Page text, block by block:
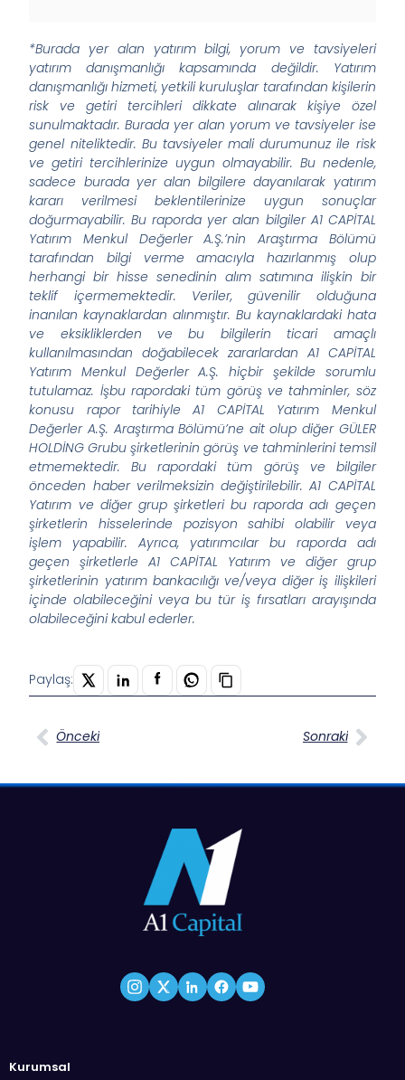
*Burada yer alan yatırım bilgi, yorum ve tavsiyeleri
yatırım danışmanlığı kapsamında değildir. Yatırım
danışmanlığı hizmeti, yetkili kuruluşlar tarafından kişilerin
risk ve getiri tercihleri dikkate alınarak kişiye özel
sunulmaktadır. Burada yer alan yorum ve tavsiyeler ise
genel niteliktedir. Bu tavsiyeler mali durumunuz ile risk
ve getiri tercihlerinize uygun olmayabilir. Bu nedenle,
sadece burada yer alan bilgilere dayanılarak yatırım
kararı verilmesi beklentilerinize uygun sonuçlar
doğurmayabilir. Bu raporda yer alan bilgiler A1 CAPİTAL
Yatırım Menkul Değerler A.Ş.’nin Araştırma Bölümü
tarafından bilgi verme amacıyla hazırlanmış olup
herhangi bir hisse senedinin alım satımına ilişkin bir
teklif içermemektedir. Veriler, güvenilir olduğuna
inanılan kaynaklardan alınmıştır. Bu kaynaklardaki hata
ve eksikliklerden ve bu bilgilerin ticari amaçlı
kullanılmasından doğabilecek zararlardan A1 CAPİTAL
Yatırım Menkul Değerler A.Ş. hiçbir şekilde sorumlu
tutulamaz. İşbu rapordaki tüm görüş ve tahminler, söz
konusu rapor tarihiyle A1 CAPİTAL Yatırım Menkul
Değerler A.Ş. Araştırma Bölümü’ne ait olup diğer GÜLER
HOLDİNG Grubu şirketlerinin görüş ve tahminlerini temsil
etmemektedir. Bu rapordaki tüm görüş ve bilgiler
önceden haber verilmeksizin değiştirilebilir. A1 CAPİTAL
Yatırım ve diğer grup şirketleri bu raporda adı geçen
şirketlerin hisselerinde pozisyon sahibi olabilir veya
işlem yapabilir. Ayrıca, yatırımcılar bu raporda adı
geçen şirketlerle A1 CAPİTAL Yatırım ve diğer grup
şirketlerinin yatırım bankacılığı ve/veya diğer iş ilişkileri
içinde olabileceğini veya bu tür iş fırsatları arayışında
olabileceğini kabul ederler.
Paylaş:
Önceki Sonraki
Kurumsal